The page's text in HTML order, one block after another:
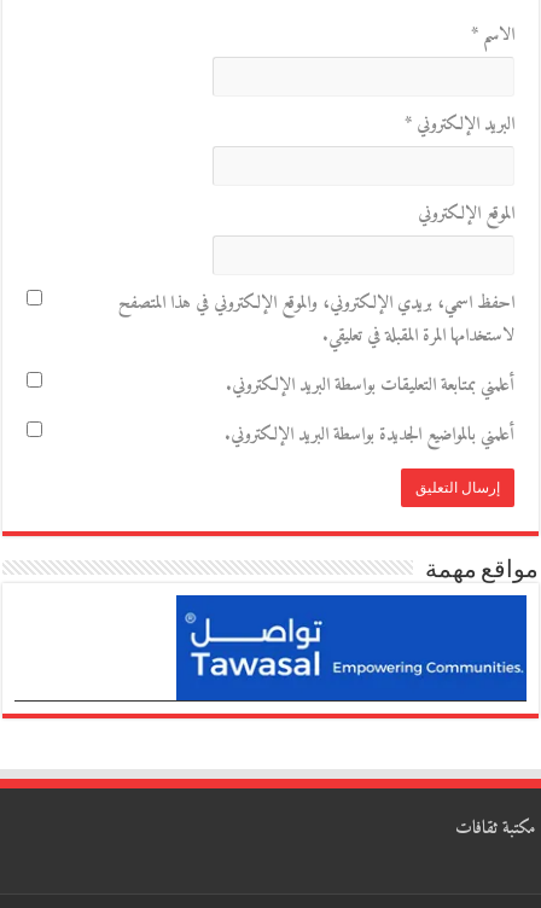
الاسم*
البريد الإلكتروني*
الموقع الإلكتروني
احفظ اسمي، بريدي الإلكتروني، والموقع الإلكتروني في هذا المتصفح
لاستخدامها المرة المقبلة في تعليقي.
أعلمني بمتابعة التعليقات بواسطة البريد الإلكتروني.
أعلمني بالمواضيع الجديدة بواسطة البريد الإلكتروني.
مواقع مهمة
مكتبة ثقافات